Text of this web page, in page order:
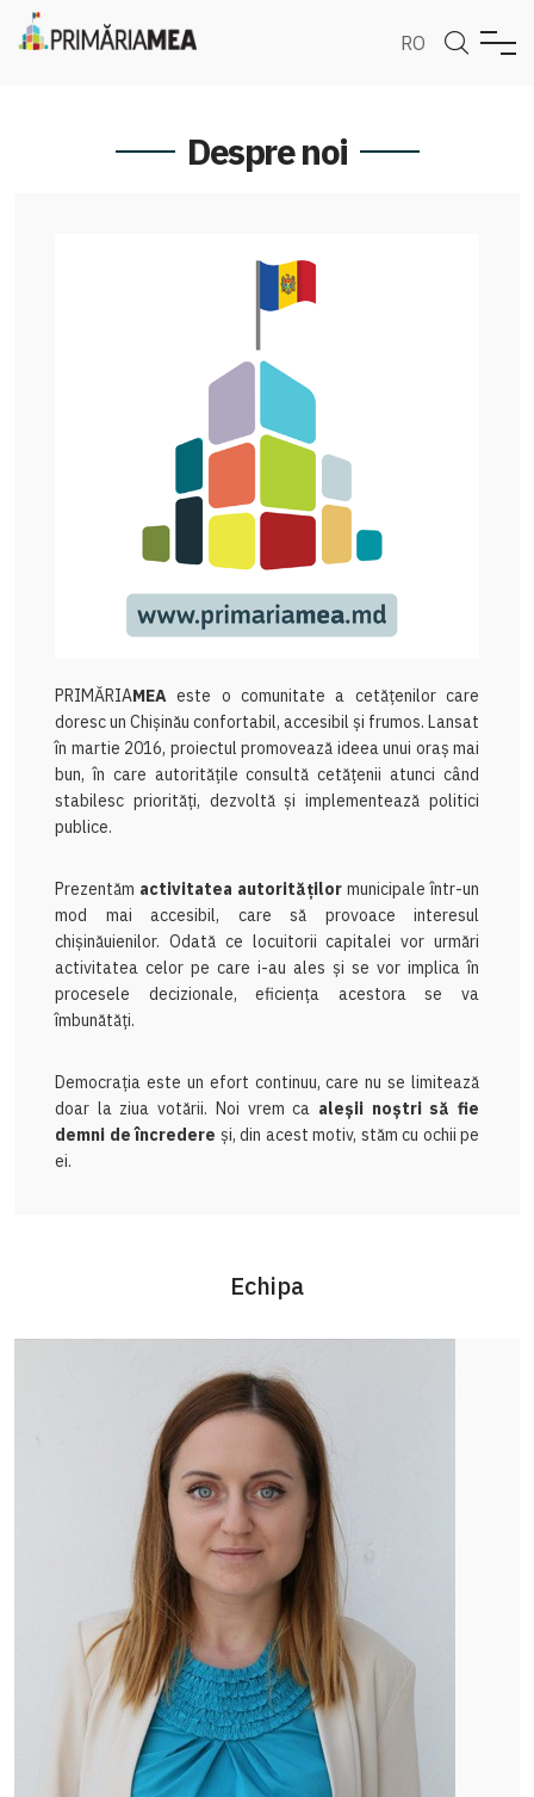
RO
Despre noi
PRIMĂRIAMEA este o comunitate a cetățenilor care
doresc un Chișinău confortabil, accesibil și frumos. Lansat
în martie 2016, proiectul promovează ideea unui oraș mai
bun, în care autoritățile consultă cetățenii atunci când
stabilesc priorități, dezvoltă și implementează politici
publice.
Prezentăm activitatea autorităților municipale într-un
mod mai accesibil, care să provoace interesul
chișinăuienilor. Odată ce locuitorii capitalei vor urmări
activitatea celor pe care i-au ales și se vor implica în
procesele decizionale, eficiența acestora se va
îmbunătăți.
Democrația este un efort continuu, care nu se limitează
doar la ziua votării. Noi vrem ca aleșii noștri să fie
demni de încredere și, din acest motiv, stăm cu ochii pe
ei.
Echipa